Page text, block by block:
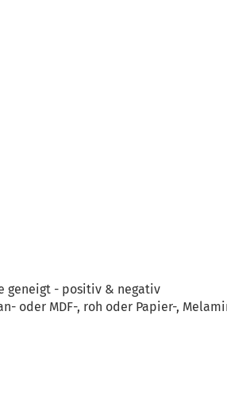
geneigt - positiv & negativ
oder MDF-, roh oder Papier-,